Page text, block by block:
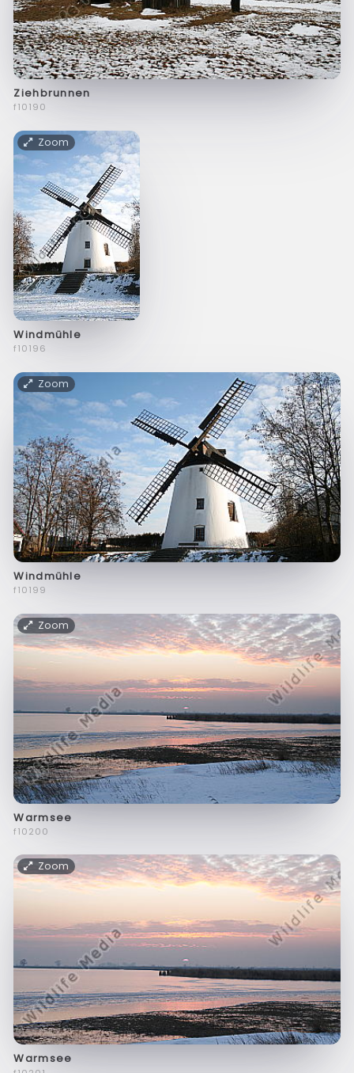
Ziehbrunnen
f10190
Zoom
Windmühle
f10196
Zoom
Windmühle
f10199
Zoom
Warmsee
f10200
Zoom
Warmsee